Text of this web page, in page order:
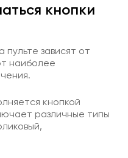
кнопки
пульте зависят от
наиболее
кнопкой
различные типы